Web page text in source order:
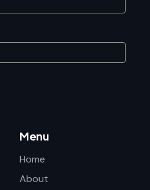
Menu
Home
About